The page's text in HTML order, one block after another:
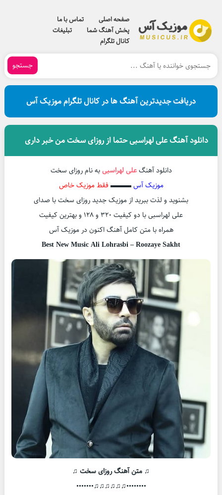
صفحه اصلی
تماس با ما
پخش آهنگ شما
تبلیغات
کانال تلگرام
جستجو
دریافت جدیدترین آهنگ ها در کانال تلگرام موزیک آس
دانلود آهنگ علی لهراسبی حتما از روزای سخت من خبر داری
دانلود آهنگعلی لهراسبی به نام روزای سخت
موزیک آس▬▬▬ فقط موزیک خاص
بشنوید و لذت ببرید از موزیک جدید روزای سخت با صدای
علی لهراسبی با دو کیفیت 320 و 128 و بهترین کیفیت
همراه با متن کامل آهنگ اکنون در موزیک آس
Best New Music Ali Lohrasbi – Roozaye Sakht
♫ متن آهنگ روزای سخت ♫
••••••••♫♫♫♫♫♫•••••••